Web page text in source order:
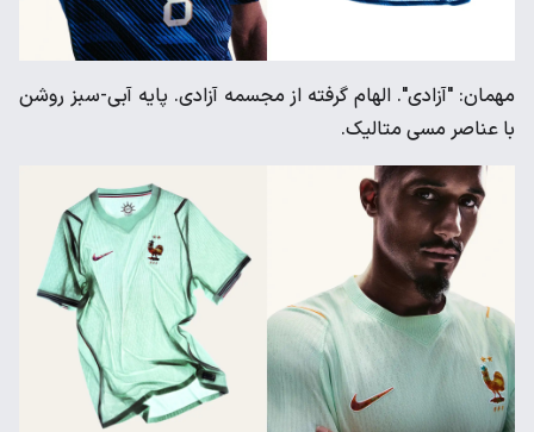
مهمان: "آزادی". الهام گرفته از مجسمه آزادی. پایه آبی-سبز روشن
با عناصر مسی متالیک.